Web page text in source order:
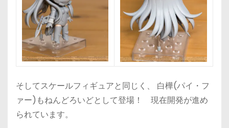
そしてスケールフィギュアと同じく、 白樺(パイ・フ
ァー)もねんどろいどとして登場！ 現在開発が進め
られています。